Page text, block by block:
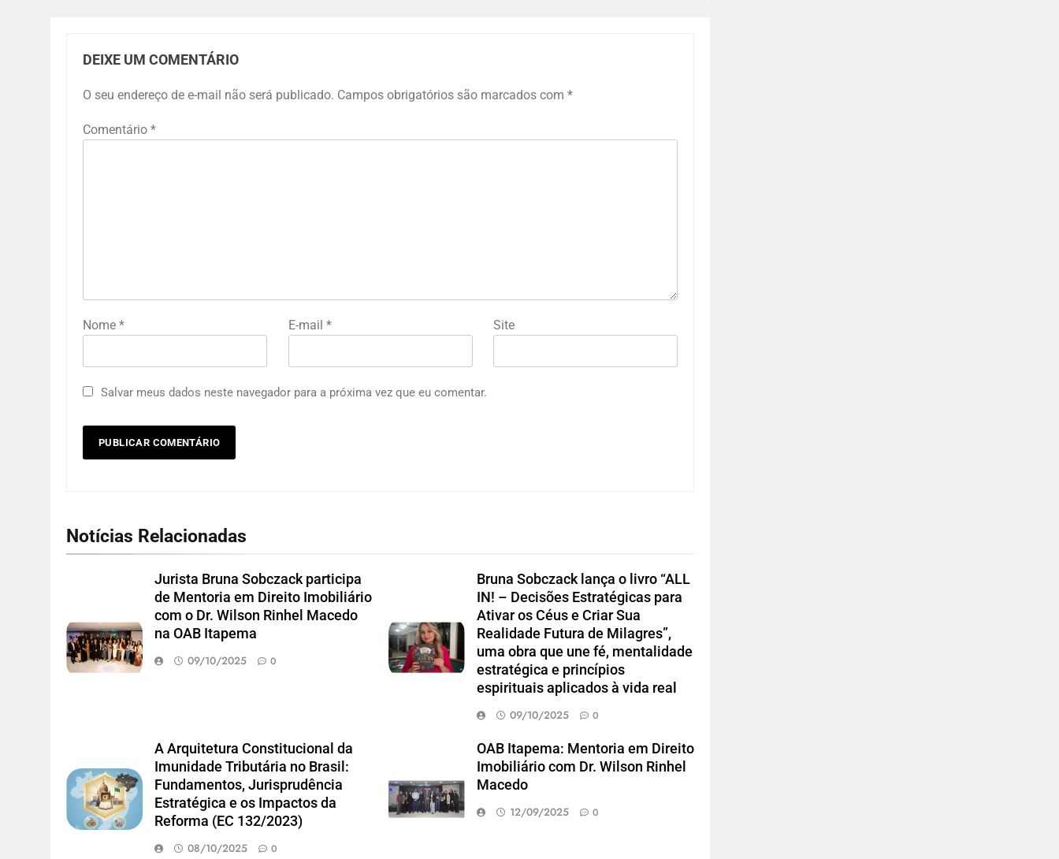
DEIXE UM COMENTÁRIO
O seu endereço de e-mail não será publicado. Campos obrigatórios são marcados com *
Comentário *
Nome * E-mail * Site
Salvar meus dados neste navegador para a próxima vez que eu comentar.
Notícias Relacionadas
Jurista Bruna Sobczack participa
de Mentoria em Direito Imobiliário
com o Dr. Wilson Rinhel Macedo
na OAB Itapema
09/10/2025 0
Bruna Sobczack lança o livro “ALL
IN! – Decisões Estratégicas para
Ativar os Céus e Criar Sua
Realidade Futura de Milagres”,
uma obra que une fé, mentalidade
estratégica e princípios
espirituais aplicados à vida real
09/10/2025 0
A Arquitetura Constitucional da
Imunidade Tributária no Brasil:
Fundamentos, Jurisprudência
Estratégica e os Impactos da
Reforma (EC 132/2023)
08/10/2025 0
OAB Itapema: Mentoria em Direito
Imobiliário com Dr. Wilson Rinhel
Macedo
12/09/2025 0